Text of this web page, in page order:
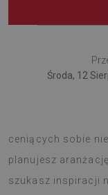
Środa, 12
ceniących sobie
planujesz
szukasz inspiracji